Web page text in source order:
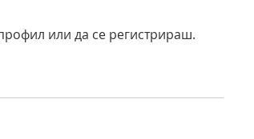
или да се регистрираш.